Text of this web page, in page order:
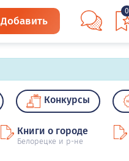
Добавить
0
Конкурсы
Книги о городе
Белорецке и р-не